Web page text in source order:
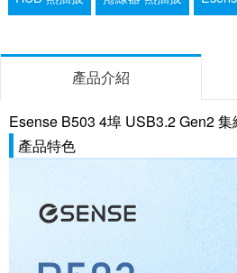
產品介紹
Esense B503 4埠 USB3.2 Gen2 集
產品特色